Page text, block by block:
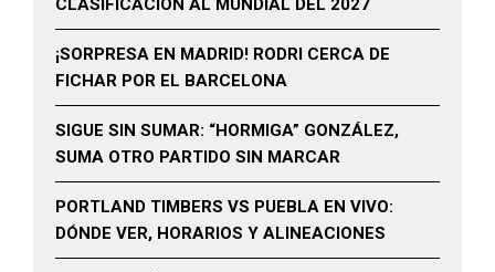
CLASIFICACIÓN AL MUNDIAL DEL 2027
¡SORPRESA EN MADRID! RODRI CERCA DE
FICHAR POR EL BARCELONA
SIGUE SIN SUMAR: “HORMIGA” GONZÁLEZ,
SUMA OTRO PARTIDO SIN MARCAR
PORTLAND TIMBERS VS PUEBLA EN VIVO:
DÓNDE VER, HORARIOS Y ALINEACIONES